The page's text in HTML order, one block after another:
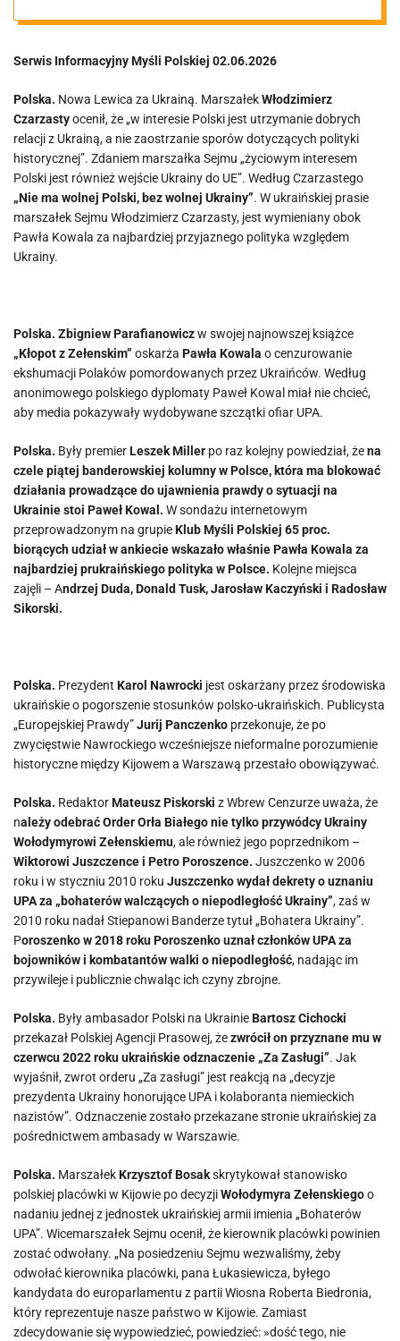
Serwis Informacyjny Myśli Polskiej 02.06.2026
Polska. Nowa Lewica za Ukrainą. MarszałekWłodzimierz
Czarzastyocenił, że „w interesie Polski jest utrzymanie dobrych
relacji z Ukrainą, a nie zaostrzanie sporów dotyczących polityki
historycznej”. Zdaniem marszałka Sejmu „życiowym interesem
Polski jest również wejście Ukrainy do UE”. Według Czarzastego
„Nie ma wolnej Polski, bez wolnej Ukrainy”. W ukraińskiej prasie
marszałek Sejmu Włodzimierz Czarzasty, jest wymieniany obok
Pawła Kowala za najbardziej przyjaznego polityka względem
Ukrainy.
Polska. Zbigniew Parafianowiczw swojej najnowszej książce
„Kłopot z Zełenskim” oskarża Pawła Kowala o cenzurowanie
ekshumacji Polaków pomordowanych przez Ukraińców. Według
anonimowego polskiego dyplomaty Paweł Kowal miał nie chcieć,
aby media pokazywały wydobywane szczątki ofiar UPA.
Polska. Były premierLeszek Miller po raz kolejny powiedział, żena
czele piątej banderowskiej kolumny w Polsce, która ma blokować
działania prowadzące do ujawnienia prawdy o sytuacji na
Ukrainie stoi Paweł Kowal. W sondażu internetowym
przeprowadzonym na grupieKlub Myśli Polskiej 65 proc.
biorących udział w ankiecie wskazało właśnie Pawła Kowala za
najbardziej prukraińskiego polityka w Polsce. Kolejne miejsca
zajęli – Andrzej Duda, Donald Tusk, Jarosław Kaczyński i Radosław
Sikorski.
Polska. Prezydent Karol Nawrocki jest oskarżany przez środowiska
ukraińskie o pogorszenie stosunków polsko-ukraińskich. Publicysta
„Europejskiej Prawdy”Jurij Panczenko przekonuje, że po
zwycięstwie Nawrockiego wcześniejsze nieformalne porozumienie
historyczne między Kijowem a Warszawą przestało obowiązywać.
Polska. RedaktorMateusz Piskorski z Wbrew Cenzurze uważa, że
należy odebrać Order Orła Białego nie tylko przywódcy Ukrainy
Wołodymyrowi Zełenskiemu, ale również jego poprzednikom –
Wiktorowi Juszczence i Petro Poroszence. Juszczenko w 2006
roku i w styczniu 2010 roku Juszczenko wydał dekrety o uznaniu
UPA za „bohaterów walczących o niepodległość Ukrainy”, zaś w
2010 roku nadał Stiepanowi Banderze tytuł „Bohatera Ukrainy”.
Poroszenko w 2018 roku Poroszenko uznał członków UPA za
bojowników i kombatantów walki o niepodległość, nadając im
przywileje i publicznie chwaląc ich czyny zbrojne.
Polska. Były ambasador Polski na UkrainieBartosz Cichocki
przekazał Polskiej Agencji Prasowej, żezwrócił on przyznane mu w
czerwcu 2022 roku ukraińskie odznaczenie „Za Zasługi”. Jak
wyjaśnił, zwrot orderu „Za zasługi” jest reakcją na „decyzje
prezydenta Ukrainy honorujące UPA i kolaboranta niemieckich
nazistów”. Odznaczenie zostało przekazane stronie ukraińskiej za
pośrednictwem ambasady w Warszawie.
Polska. MarszałekKrzysztof Bosakskrytykował stanowisko
polskiej placówki w Kijowie po decyzjiWołodymyra Zełenskiegoo
nadaniu jednej z jednostek ukraińskiej armii imienia „Bohaterów
UPA”. Wicemarszałek Sejmu ocenił, że kierownik placówki powinien
zostać odwołany. „Na posiedzeniu Sejmu wezwaliśmy, żeby
odwołać kierownika placówki, pana Łukasiewicza, byłego
kandydata do europarlamentu z partii Wiosna Roberta Biedronia,
który reprezentuje nasze państwo w Kijowie. Zamiast
zdecydowanie się wypowiedzieć, powiedzieć: »dość tego, nie